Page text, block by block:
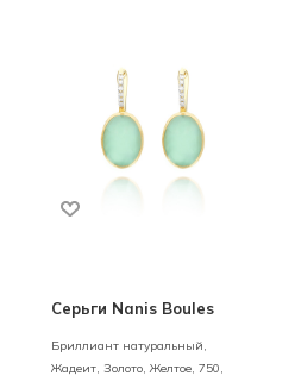
Серьги Nanis Boules
Бриллиант натуральный,
Жадеит, Золото,Желтое, 750,